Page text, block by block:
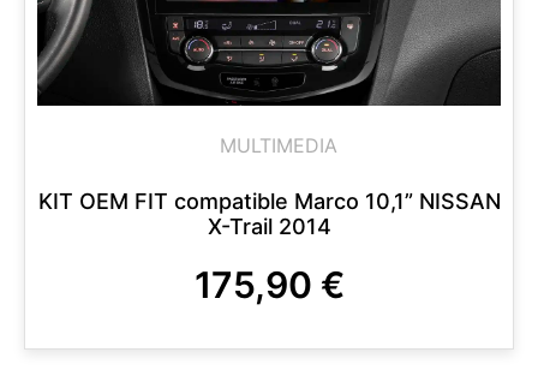
MULTIMEDIA
KIT OEM FIT compatible Marco 10,1” NISSAN
X-Trail 2014
175,90 €